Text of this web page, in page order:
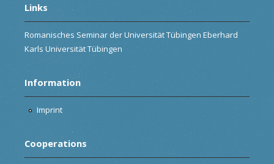
Links
Romanisches Seminar der Universität Tübingen Eberhard
Karls Universität Tübingen
Information
Imprint
Cooperations